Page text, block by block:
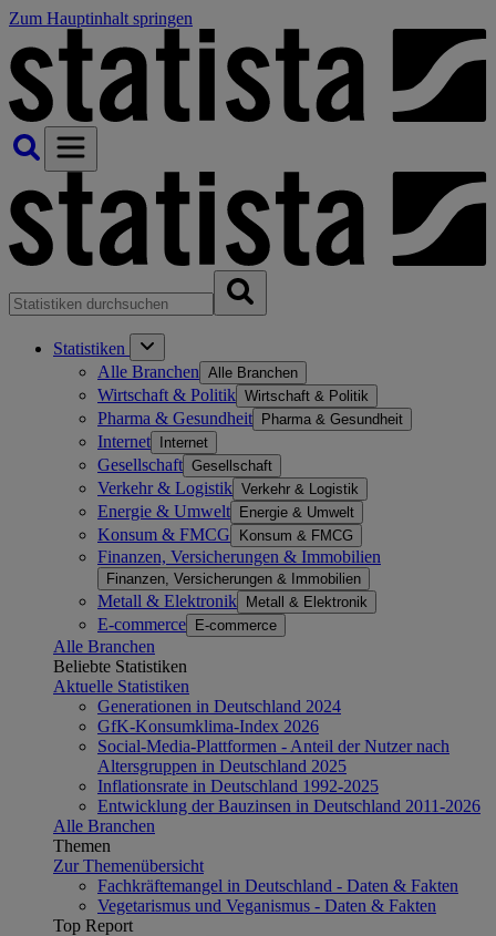
Zum Hauptinhalt springen
Statistiken
Alle Branchen Alle Branchen
Wirtschaft & Politik Wirtschaft & Politik
Pharma & Gesundheit Pharma & Gesundheit
Internet Internet
Gesellschaft Gesellschaft
Verkehr & Logistik Verkehr & Logistik
Energie & Umwelt Energie & Umwelt
Konsum & FMCG Konsum & FMCG
Finanzen, Versicherungen & Immobilien
Finanzen, Versicherungen & Immobilien
Metall & Elektronik Metall & Elektronik
E-commerce E-commerce
Alle Branchen
Beliebte Statistiken
Aktuelle Statistiken
Generationen in Deutschland 2024
GfK-Konsumklima-Index 2026
Social-Media-Plattformen - Anteil der Nutzer nach
Altersgruppen in Deutschland 2025
Inflationsrate in Deutschland 1992-2025
Entwicklung der Bauzinsen in Deutschland 2011-2026
Alle Branchen
Themen
Zur Themenübersicht
Fachkräftemangel in Deutschland - Daten & Fakten
Vegetarismus und Veganismus - Daten & Fakten
Top Report